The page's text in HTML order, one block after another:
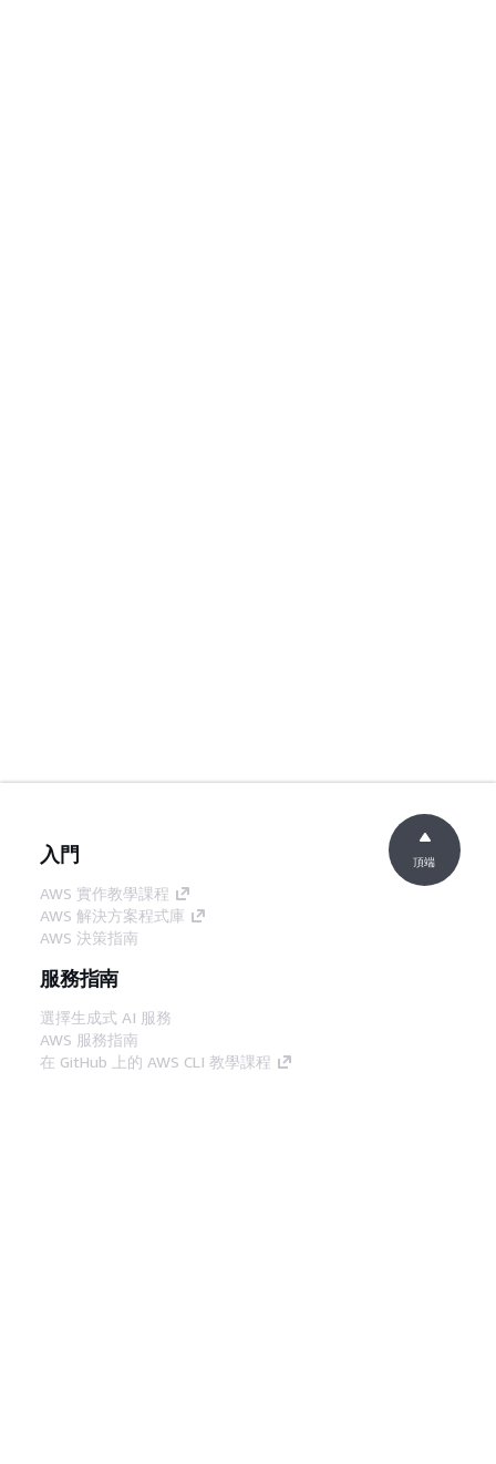
入門
AWS 實作教學課程
AWS 解決方案程式庫
AWS 決策指南
服務指南
選擇生成式 AI 服務
AWS 服務指南
在 GitHub 上的 AWS CLI 教學課程
頂端